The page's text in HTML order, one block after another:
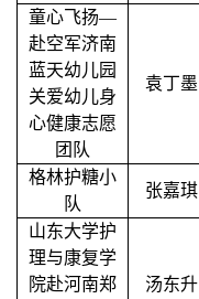
童心飞扬—
赴空军济南
蓝天幼儿园
关爱幼儿身
心健康志愿
团队
袁丁墨
格林护糖小
队
张嘉琪
山东大学护
理与康复学
院赴河南郑
汤东升